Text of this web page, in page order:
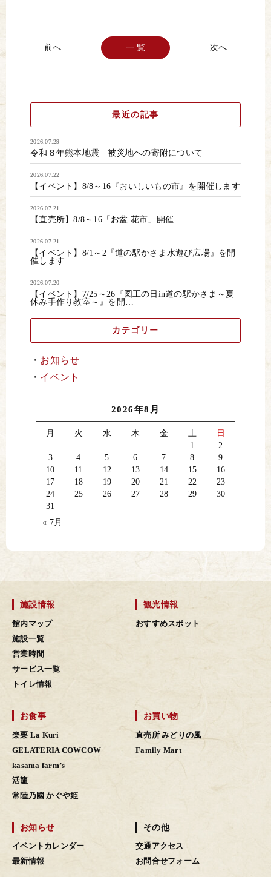
一 覧
最近の記事
2026.07.29
令和８年熊本地震 被災地への寄附について
2026.07.22
【イベント】8/8～16『おいしいもの市』を開催します
2026.07.21
【直売所】8/8～16「お盆 花市」開催
2026.07.21
【イベント】8/1～2『道の駅かさま水遊び広場』を開
催します
2026.07.20
【イベント】7/25～26『図工の日in道の駅かさま～夏
休み手作り教室～』を開…
カテゴリー
お知らせ
イベント
2026年8月
月 火 水 木 金 土
日
1
2
3
4 5 6 7 8
9
10
11 12 13 14 15
16
17
18 19 20 21 22
23
24
25 26 27 28 29
30
31
« 7月
施設情報
館内マップ
施設一覧
営業時間
サービス一覧
トイレ情報
観光情報
おすすめスポット
お食事
楽栗 La Kuri
GELATERIA COWCOW
kasama farm’s
活龍
常陸乃國 かぐや姫
お買い物
直売所 みどりの風
Family Mart
お知らせ
イベントカレンダー
最新情報
その他
交通アクセス
お問合せフォーム